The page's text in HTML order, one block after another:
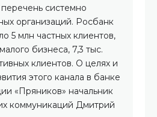
системно
организаций. Росбанк
5 млн частных клиентов,
бизнеса, 7,3 тыс.
клиентов. О целях и
этого канала в банке
«Пряников» начальник
коммуникаций Дмитрий